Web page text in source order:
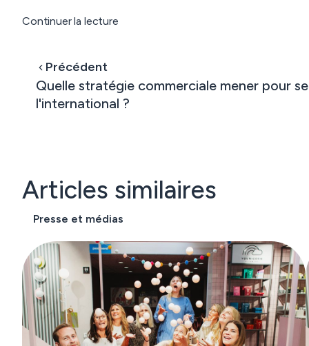
Continuer la lecture
Précédent
Quelle stratégie commerciale mener pour
l'international ?
Articles similaires
Presse et médias